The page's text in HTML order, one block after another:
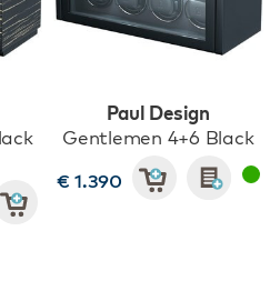
Paul Design
Gentlemen 4+6 Black
€ 1.390